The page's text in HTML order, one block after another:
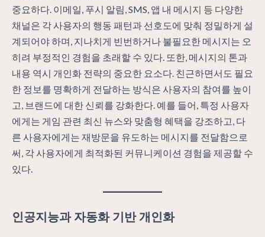
중요하다. 이메일, 푸시 알림, SMS, 앱 내 메시지 등 다양한
채널은 각 사용자의 행동 패턴과 선호도에 맞춰 정밀하게 설
계되어야 하며, 지나치게 빈번하거나 불필요한 메시지는 오
히려 부정적인 경험을 초래할 수 있다. 또한, 메시지의 톤과
내용 역시 개인화 전략의 중요한 요소다. 친근하면서도 필요
한 정보를 명확하게 전달하는 방식은 사용자의 참여를 높이
고, 브랜드에 대한 신뢰를 강화한다. 예를 들어, 특정 사용자
에게는 게임 관련 최신 뉴스와 맞춤형 혜택을 강조하고, 다
른 사용자에게는 재방문을 유도하는 메시지를 전달함으로
써, 각 사용자에게 최적화된 커뮤니케이션 경험을 제공할 수
있다.
인공지능과 자동화 기반 개인화